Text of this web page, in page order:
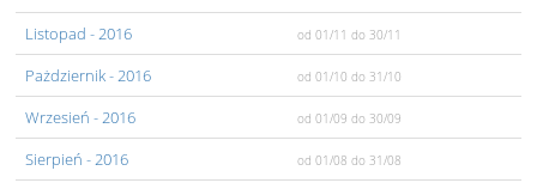
Listopad - 2016 od 01/11 do 30/11
Pażdziernik- 2016 od 01/10 do 31/10
Wrzesień - 2016 od 01/09 do 30/09
Sierpień - 2016 od 01/08 do 31/08